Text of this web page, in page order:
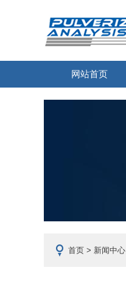
网站首页
首页 > 新闻中心